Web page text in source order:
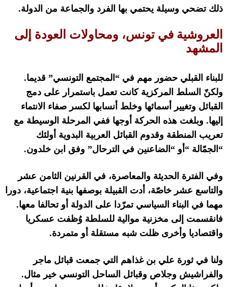
ذلك تضحي وسيلة يحتمي بها الفرد والجماعة من الدولة.
العروشية في تونس، ومحاولات العودة إلى
المشهد
للبناء القبلي حضور مهم في “ المجتمع التونسي” قديما.
ولكنّ السلط المركزية كانت تعمل باستمرار على دمج
القبائل وتغيير أسمائها وخلط أنسابها لكسر صفاء الانتماء
إليها. وبلغت هذه الحركة أوجها ففي المرحلة الوسيطة مع
تعريب المنطقة وقدوم القبائل العربية البدوية أولئك
“ الجمّالة “ أو “ الضاعنين في الترحال” وفق ابن خلدون.
وفي الفترة الحديثة والمعاصرة، في القرنين الثامن عشر
والتاسع عشر خاصّة، أدت القبيلة بوصفها بنية اجتماعية، دورا
مهما في البناء السياسي تمرّدا على الدولة أو تحالفا معها.
فانقسمت إلى مخزنية موالية للسلطة وُظفت عسكريا
واقتصاديا وأخرى ظلت شبه مستقلة أو متمردة.
ولنا في ثورة علي بن غذاهم التي جمعت قبائل ماجر
والفراشيش وجلاص وقبائل الساحل التونسي خير مثال.